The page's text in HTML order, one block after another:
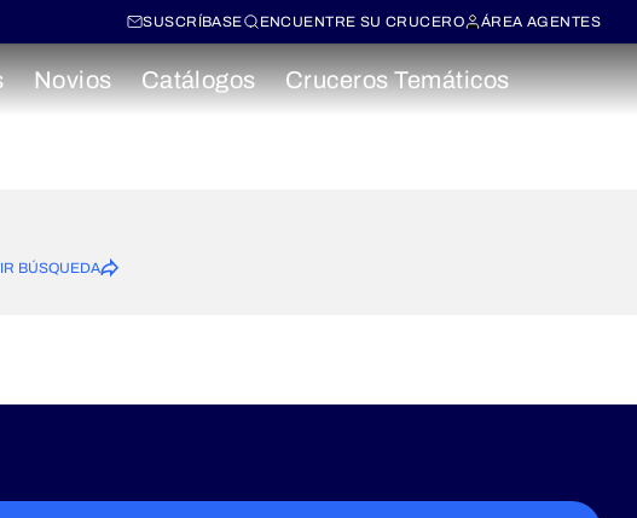
SUSCRÍBASE ENCUENTRE SU CRUCERO ÁREA AGENTES
Novios Catálogos Cruceros Temáticos
BÚSQUEDA